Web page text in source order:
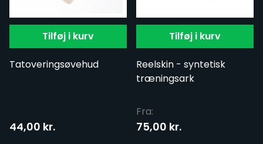
Tilføj i kurv
Tatoveringsøvehud
44,00 kr.
Tilføj i kurv
Reelskin - syntetisk
træningsark
Fra:
75,00 kr.